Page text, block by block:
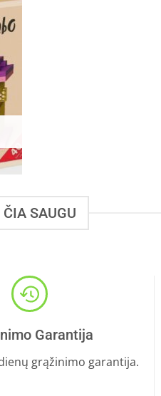
ČIA SAUGU
Garantija
grąžinimo garantija.